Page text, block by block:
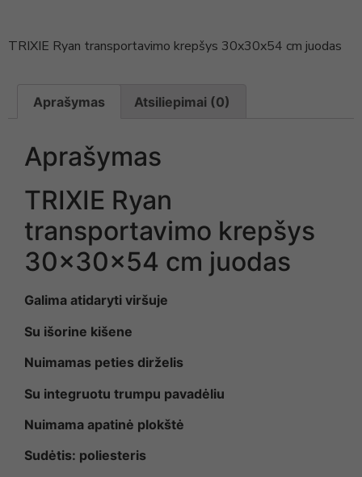
TRIXIE Ryan transportavimo krepšys 30x30x54 cm juodas
Aprašymas Atsiliepimai (0)
Aprašymas
TRIXIE Ryan
transportavimo krepšys
30x30x54 cm juodas
Galima atidaryti viršuje
Su išorine kišene
Nuimamas peties dirželis
Su integruotu trumpu pavadėliu
Nuimama apatinė plokštė
Sudėtis: poliesteris